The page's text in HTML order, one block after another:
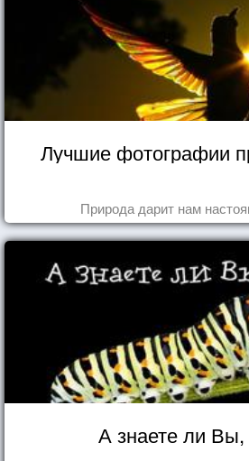
Лучшие фотографии
Природа дарит нам
А знаете ли Вы,